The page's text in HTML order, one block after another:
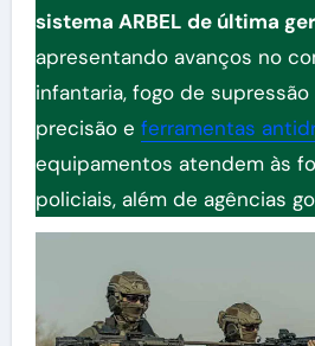
sistema ARBEL de última
apresentando avanços no
infantaria, fogo de
precisão e ferramentas
equipamentos atendem às
policiais, além de agências